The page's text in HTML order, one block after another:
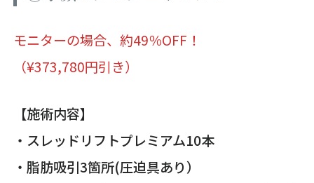
モニターの場合、約49％OFF！
（¥373,780円引き）
【施術内容】
・スレッドリフトプレミアム10本
・脂肪吸引3箇所(圧迫具あり）